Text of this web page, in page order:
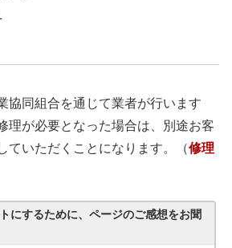
協同組合を通じて業者が行います
理が必要となった場合は、別途お客
ていただくことになります。（修理
にするために、ページのご感想をお聞